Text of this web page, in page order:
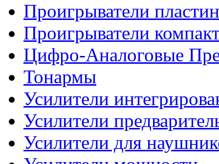
Проигрыватели
Проигрыватели
Цифро-Аналоговые
Тонармы
Усилители
Усилители
Усилители для